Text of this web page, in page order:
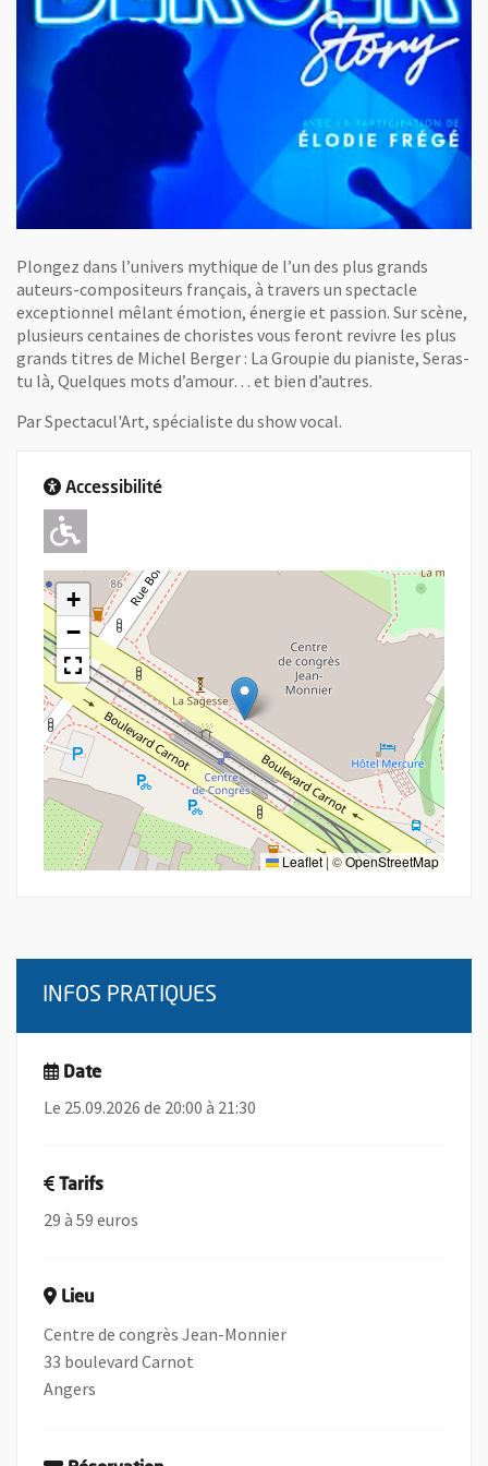
Plongez dans l’univers mythique de l’un des plus grands
auteurs-compositeurs français, à travers un spectacle
exceptionnel mêlant émotion, énergie et passion. Sur scène,
plusieurs centaines de choristes vous feront revivre les plus
grands titres de Michel Berger : La Groupie du pianiste, Seras-
tu là, Quelques mots d’amour… et bien d’autres.
Par Spectacul'Art, spécialiste du show vocal.
Accessibilité
Adapté pour l'handicap Moteur
+
−
Leaflet| ©OpenStreetMap
INFOS PRATIQUES
Date
Le 25.09.2026 de 20:00 à 21:30
Tarifs
29 à 59 euros
Lieu
Centre de congrès Jean-Monnier
33 boulevard Carnot
Angers